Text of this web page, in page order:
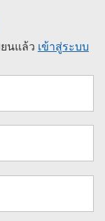
นแล้ว เข้าสู่ระบบ